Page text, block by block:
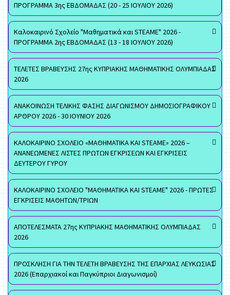
ΠΡΟΓΡΑΜΜΑ 3ης ΕΒΔΟΜΑΔΑΣ (20 - 25 ΙΟΥΛΙΟΥ 2026)
Καλοκαιρινό Σχολείο "Μαθηματικά και STEAME" 2026 -
ΠΡΟΓΡΑΜΜΑ 2ης ΕΒΔΟΜΑΔΑΣ (13 - 18 ΙΟΥΛΙΟΥ 2026)
ΤΕΛΕΤΕΣ ΒΡΑΒΕΥΣΗΣ 27ης ΚΥΠΡΙΑΚΗΣ ΜΑΘΗΜΑΤΙΚΗΣ ΟΛΥΜΠΙΑΔΑΣ
2026
ΑΝΑΚΟΙΝΩΣΗ ΤΕΛΙΚΗΣ ΦΑΣΗΣ ΔΙΑΓΩΝΙΣΜΟΥ ΔΗΜΟΣΙΟΓΡΑΦΙΚΟΥ
ΑΡΘΡΟΥ 2026 - 30 ΙΟΥΝΙΟΥ 2026
ΚΑΛΟΚΑΙΡΙΝΟ ΣΧΟΛΕΙΟ «ΜΑΘΗΜΑΤΙΚΑ ΚΑΙ STEAME» 2026 –
ΑΝΑΝΕΩΜΕΝΕΣ ΛΙΣΤΕΣ ΠΡΩΤΩΝ ΕΓΚΡΙΣΕΩΝ ΚΑΙ ΕΓΚΡΙΣΕΙΣ
ΔΕΥΤΕΡΟΥ ΓΥΡΟΥ
ΚΑΛΟΚΑΙΡΙΝΟ ΣΧΟΛΕΙΟ "ΜΑΘΗΜΑΤΙΚΑ ΚΑΙ STEAME" 2026 - ΠΡΩΤΕΣ
ΕΓΚΡΙΣΕΙΣ ΜΑΘΗΤΩΝ/ΤΡΙΩΝ
ΑΠΟΤΕΛΕΣΜΑΤΑ 27ης ΚΥΠΡΙΑΚΗΣ ΜΑΘΗΜΑΤΙΚΗΣ ΟΛΥΜΠΙΑΔΑΣ
2026
ΠΡΟΣΚΛΗΣΗ ΓΙΑ ΤΗΝ ΤΕΛΕΤΗ ΒΡΑΒΕΥΣΗΣ ΤΗΣ ΕΠΑΡΧΙΑΣ ΛΕΥΚΩΣΙΑΣ
2026 (Επαρχιακοί και Παγκύπριοι Διαγωνισμοί)